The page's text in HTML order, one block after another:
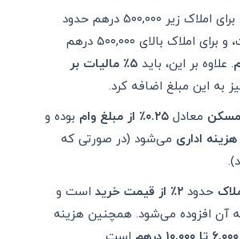
۵۰۰,۰۰۰ درهم حدود
است، و برای املاک بالای ۵۰۰,۰۰۰ درهم
. علاوه بر این، باید
۵٪ مالیات بر
به این مبلغ اضافه کرد.
معادل۰.۲۵٪ از مبلغ وام
بوده و
می‌شود (در صورتی که
حدود۲٪ از قیمت خرید
است و
آن افزوده می‌شود. همچنین هزینه